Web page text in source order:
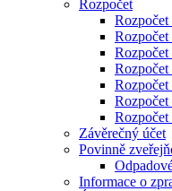
Rozpočet
Rozpočet
Rozpočet
Rozpočet
Rozpočet
Rozpočet
Rozpočet
Závěrečný účet
Povinně
Informace o